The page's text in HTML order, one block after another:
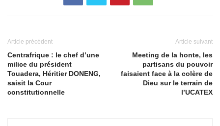
Article précédent
Centrafrique : le chef d’une
milice du président
Touadera, Héritier DONENG,
saisit la Cour
constitutionnelle
Article suivant
Meeting de la honte, les
partisans du pouvoir
faisaient face à la colère de
Dieu sur le terrain de
l’UCATEX